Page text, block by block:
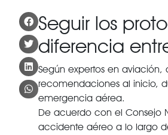
Seguir los
diferencia
Según expertos en
recomendaciones al inicio,
emergencia aérea.
De acuerdo con el Consejo
accidente aéreo a lo largo